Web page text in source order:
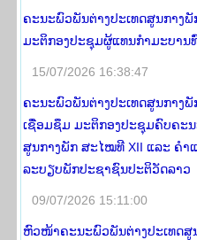
ຄະນະພົວພັນຕ່າງປະເທດສູນກາງ
ມະຕິກອງປະຊຸມຜູ້ແທນກຳມະບານ
15/07/2026 16:38:47
ຄະນະພົວພັນຕ່າງປະເທດສູນກາງ
ເຊື່ອມຊຶມ ມະຕິກອງປະຊຸມຄົບຄະ
ສູນກາງພັກ ສະໄໝທີ XII ແລະ ຄໍາ
ລະບຽບພັກປະຊາຊົນປະຕິວັດລາວ
09/07/2026 15:11:00
ຫົວໜ້າຄະນະພົວພັນຕ່າງປະເທດສູ